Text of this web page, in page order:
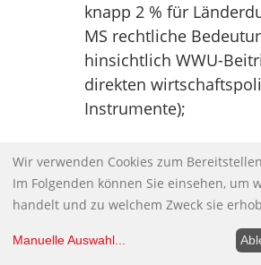
knapp 2 % für
MS rechtliche
hinsichtlich WWU-
direkten
Instrumente);
Zuschüsse aus EU-
Wachstum
Wir verwenden Cookies zum
Im Folgenden können Sie einsehen, um
handelt und zu welchem Zweck sie
Manuelle Auswahl...